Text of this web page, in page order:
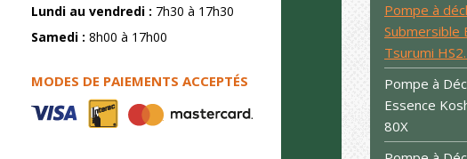
Lundi au vendredi : 7h30 à 17h30
Samedi : 8h00 à 17h00
MODES DE PAIEMENTS ACCEPTÉS
Pompe à
Submersible
Tsurumi
Pompe à
Essence
80X